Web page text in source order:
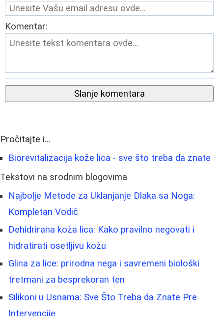
Komentar:
Slanje komentara
Pročitajte i...
Biorevitalizacija kože lica - sve što treba da znate
Tekstovi na srodnim blogovima
Najbolje Metode za Uklanjanje Dlaka sa Noga:
Kompletan Vodič
Dehidrirana koža lica: Kako pravilno negovati i
hidratirati osetljivu kožu
Glina za lice: prirodna nega i savremeni biološki
tretmani za besprekoran ten
Silikoni u Usnama: Sve Što Treba da Znate Pre
Intervencije